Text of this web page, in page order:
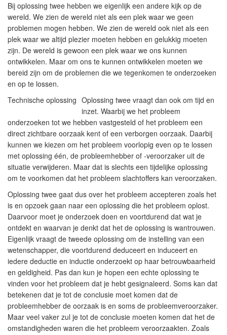
Bij oplossing twee hebben we eigenlijk een andere kijk op de
wereld. We zien de wereld niet als een plek waar we geen
problemen mogen hebben. We zien de wereld ook niet als een
plek waar we altijd plezier moeten hebben en gelukkig moeten
zijn. De wereld is gewoon een plek waar we ons kunnen
ontwikkelen. Maar om ons te kunnen ontwikkelen moeten we
bereid zijn om de problemen die we tegenkomen te onderzoeken
en op te lossen.
Technische oplossing Oplossing twee vraagt dan ook om tijd en
inzet. Waarbij we het probleem
onderzoeken tot we hebben vastgesteld of het probleem een
direct zichtbare oorzaak kent of een verborgen oorzaak. Daarbij
kunnen we kiezen om het probleem voorlopig even op te lossen
met oplossing één, de probleemhebber of -veroorzaker uit de
situatie verwijderen. Maar dat is slechts een tijdelijke oplossing
om te voorkomen dat het probleem slachtoffers kan veroorzaken.
Oplossing twee gaat dus over het probleem accepteren zoals het
is en opzoek gaan naar een oplossing die het probleem oplost.
Daarvoor moet je onderzoek doen en voortdurend dat wat je
ontdekt en waarvan je denkt dat het de oplossing is wantrouwen.
Eigenlijk vraagt de tweede oplossing om de instelling van een
wetenschapper, die voortdurend deduceert en induceert en
iedere deductie en inductie onderzoekt op haar betrouwbaarheid
en geldigheid. Pas dan kun je hopen een echte oplossing te
vinden voor het probleem dat je hebt gesignaleerd. Soms kan dat
betekenen dat je tot de conclusie moet komen dat de
probleemhebber de oorzaak is en soms de probleemveroorzaker.
Maar veel vaker zul je tot de conclusie moeten komen dat het de
omstandigheden waren die het probleem veroorzaakten. Zoals